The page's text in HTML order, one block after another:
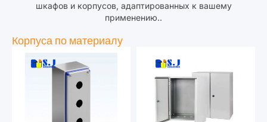
шкафов и корпусов, адаптированных к вашему
применению..
Корпуса по материалу